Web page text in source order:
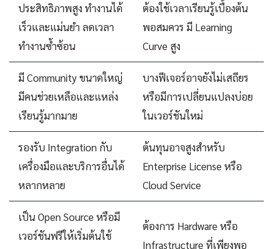
ประสิทธิภาพสูง ทำงานได้
เร็วและแม่นยำ ลดเวลา
ทำงานซ้ำซ้อน
ต้องใช้เวลาเรียนรู้เบื้องต้น
พอสมควร มี Learning
Curve สูง
มี Community ขนาดใหญ่
มีคนช่วยเหลือและแหล่ง
เรียนรู้มากมาย
บางฟีเจอร์อาจยังไม่เสถียร
หรือมีการเปลี่ยนแปลงบ่อย
ในเวอร์ชันใหม่
รองรับ Integration กับ
เครื่องมือและบริการอื่นได้
หลากหลาย
ต้นทุนอาจสูงสำหรับ
Enterprise License หรือ
Cloud Service
เป็น Open Source หรือมี
เวอร์ชันฟรีให้เริ่มต้นใช้
ต้องการ Hardware หรือ
Infrastructure ที่เพียงพอ